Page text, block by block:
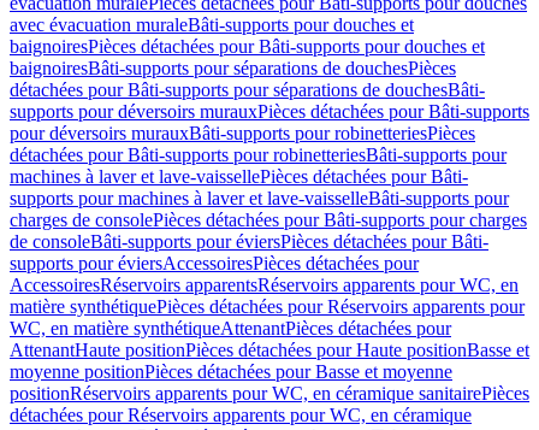
avec évacuation muraleBâti-supports pour douches et
baignoiresPièces détachées pour Bâti-supports pour douches et
baignoiresBâti-supports pour séparations de douchesPièces
détachées pour Bâti-supports pour séparations de douchesBâti-
supports pour déversoirs murauxPièces détachées pour Bâti-supports
pour déversoirs murauxBâti-supports pour robinetteriesPièces
détachées pour Bâti-supports pour robinetteriesBâti-supports pour
machines à laver et lave-vaissellePièces détachées pour Bâti-
supports pour machines à laver et lave-vaisselleBâti-supports pour
charges de consolePièces détachées pour Bâti-supports pour charges
de consoleBâti-supports pour éviersPièces détachées pour Bâti-
supports pour éviersAccessoiresPièces détachées pour
AccessoiresRéservoirs apparentsRéservoirs apparents pour WC, en
matière synthétiquePièces détachées pour Réservoirs apparents pour
WC, en matière synthétiqueAttenantPièces détachées pour
AttenantHaute positionPièces détachées pour Haute positionBasse et
moyenne positionPièces détachées pour Basse et moyenne
positionRéservoirs apparents pour WC, en céramique sanitairePièces
détachées pour Réservoirs apparents pour WC, en céramique